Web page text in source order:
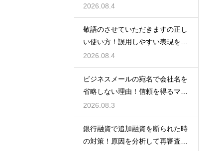
適に働く術
2026.08.4
敬語のさせていただきますの正し
い使い方！誤用しやすい表現を理
解する術
2026.08.4
ビジネスメールの宛名で会社名を
省略しない理由！信頼を得るマナ
ー
2026.08.3
銀行融資で追加融資を断られた時
の対策！原因を分析して再審査を